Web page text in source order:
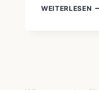
WEITERLESEN